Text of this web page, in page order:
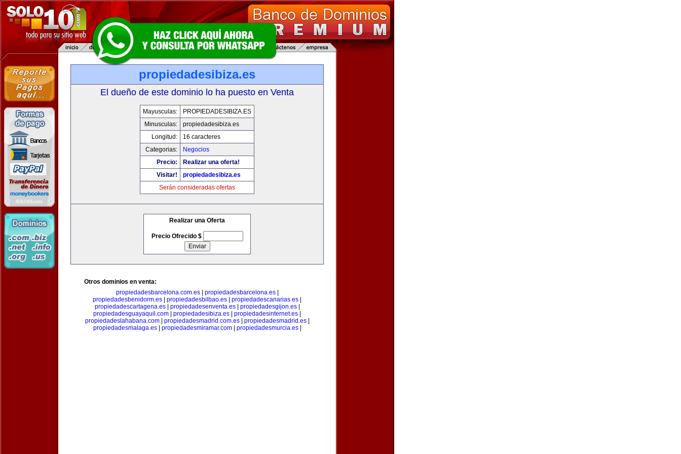
propiedadesibiza.es
El dueño de este dominio lo ha puesto en Venta
Mayusculas:
PROPIEDADESIBIZA.ES
Minusculas:
propiedadesibiza.es
Longitud:
16 caracteres
Categorias:
Negocios
Precio:
Realizar una oferta!
Visitar!
propiedadesibiza.es
Serán consideradas ofertas
Realizar una Oferta
Precio Ofrecido $
Otros dominios en venta:
propiedadesbarcelona.com.es| propiedadesbarcelona.es|
propiedadesbenidorm.es
propiedadesbilbao.es propiedadescanarias.es
propiedadescartagena.es| propiedadesenventa.es| propiedadesgijon.es|
propiedadesguayaquil.com
propiedadesibiza.es propiedadesinternet.es
propiedadeslahabana.com| propiedadesmadrid.com.es| propiedadesmadrid.es|
propiedadesmalaga.es| propiedadesmiramar.com| propiedadesmurcia.es|